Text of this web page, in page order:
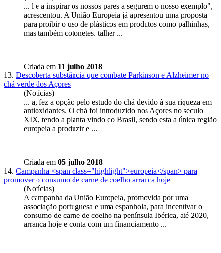
... l e a inspirar os nossos pares a segurem o nosso exemplo",
acrescentou. A União Europeia já apresentou uma proposta
para proibir o uso de plásticos em produtos como palhinhas,
mas também cotonetes, talher ...
Criada em 11 julho 2018
13. Descoberta substância que combate Parkinson e Alzheimer no
chá verde dos Açores
(Notícias)
... a, fez a opção pelo estudo do chá devido à sua riqueza em
antioxidantes. O chá foi introduzido nos Açores no século
XIX, tendo a planta vindo do Brasil, sendo esta a única região
europeia a produzir e ...
Criada em 05 julho 2018
14. Campanha <span class="highlight">europeia</span> para
promover o consumo de carne de coelho arranca hoje
(Notícias)
A campanha da União Europeia, promovida por uma
associação portuguesa e uma espanhola, para incentivar o
consumo de carne de coelho na península Ibérica, até 2020,
arranca hoje e conta com um financiamento ...